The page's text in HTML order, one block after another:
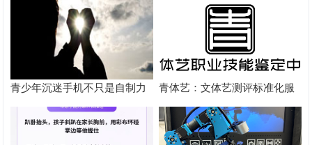
青少年沉迷手机不只是自制力
差！陕西家长读懂背后的心理
根源
青体艺：文体艺测评标准化服
务体系解析